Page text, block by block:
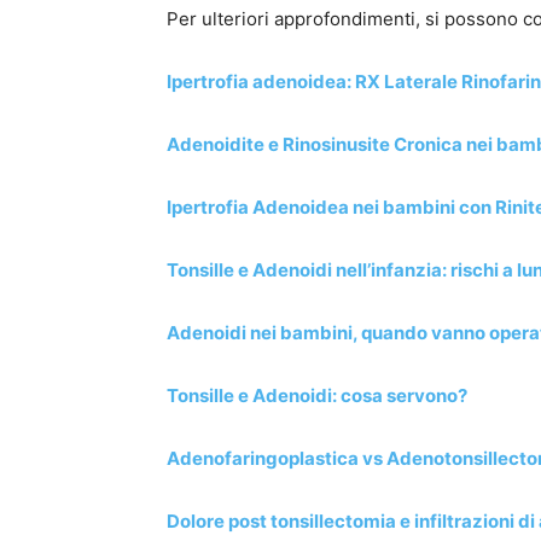
Per ulteriori approfondimenti, si possono
Ipertrofia adenoidea: RX Laterale
Adenoidite e Rinosinusite Cronica nei
Ipertrofia Adenoidea nei bambini con
Tonsille e Adenoidi nell’infanzia: rischi a
Adenoidi nei bambini, quando vanno
Tonsille e Adenoidi: cosa servono?
Adenofaringoplastica vs
Dolore post tonsillectomia e infiltrazioni